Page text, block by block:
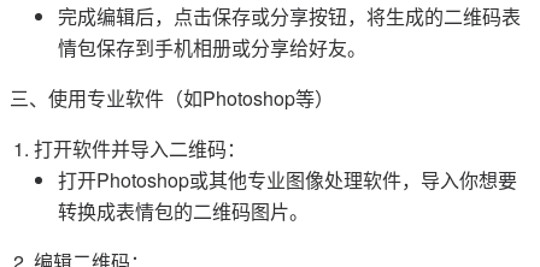
完成编辑后，点击保存或分享按钮，将生成的二维码表
情包保存到手机相册或分享给好友。
三、使用专业软件（如Photoshop等）
打开软件并导入二维码：
打开Photoshop或其他专业图像处理软件，导入你想要
转换成表情包的二维码图片。